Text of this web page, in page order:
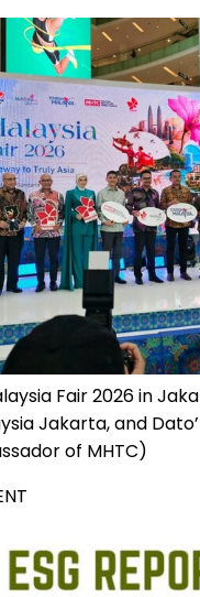
Fair 2026 in
Jakarta, and
of MHTC)